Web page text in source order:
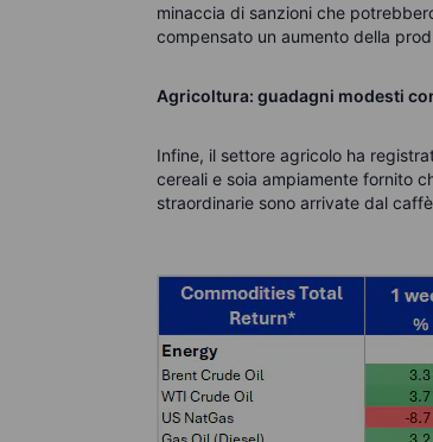
minaccia di sanzioni che
compensato un aumento della
Agricoltura: guadagni modesti
Infine, il settore agricolo ha
cereali e soia ampiamente fornito
straordinarie sono arrivate dal